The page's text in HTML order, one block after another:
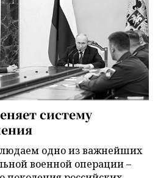
систему
одно из важнейших
военной операции –